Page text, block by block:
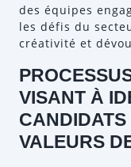
des équipes
les défis du
créativité et
VISANT À
VALEURS